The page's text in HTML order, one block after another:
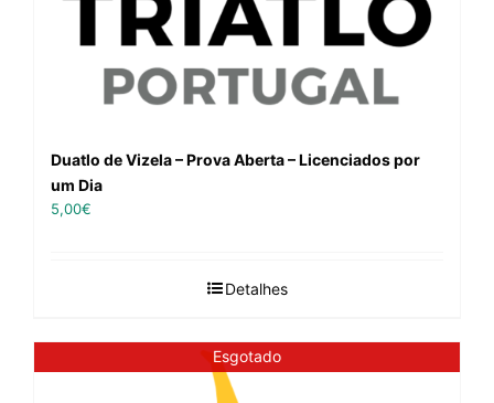
Duatlo de Vizela – Prova Aberta – Licenciados por
um Dia
5,00€
Detalhes
Esgotado